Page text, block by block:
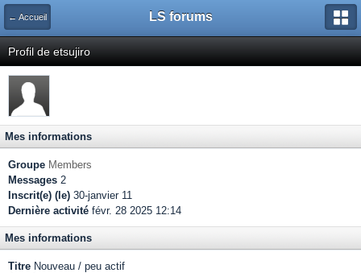
← Accueil LS forums
Profil de etsujiro
Mes informations
Groupe Members
Messages 2
Inscrit(e) (le) 30-janvier 11
Dernière activité févr. 28 2025 12:14
Mes informations
Titre Nouveau / peu actif